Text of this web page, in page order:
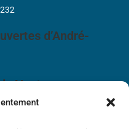
d’André-
Vente